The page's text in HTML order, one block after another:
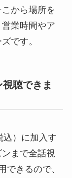
から場所を
業時間やア
です。
聴できま
込）に加入す
まで全話視
できるので、